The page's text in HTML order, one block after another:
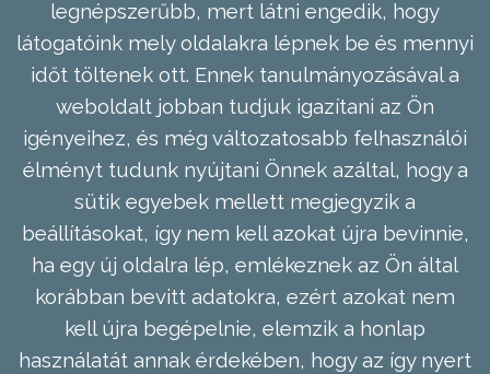
legnépszerűbb, mert látni engedik, hogy
látogatóink mely oldalakra lépnek be és mennyi
időt töltenek ott. Ennek tanulmányozásával a
weboldalt jobban tudjuk igazítani az Ön
igényeihez, és még változatosabb felhasználói
élményt tudunk nyújtani Önnek azáltal, hogy a
sütik egyebek mellett megjegyzik a
beállításokat, így nem kell azokat újra bevinnie,
ha egy új oldalra lép, emlékeznek az Ön által
korábban bevitt adatokra, ezért azokat nem
kell újra begépelnie, elemzik a honlap
használatát annak érdekében, hogy az így nyert